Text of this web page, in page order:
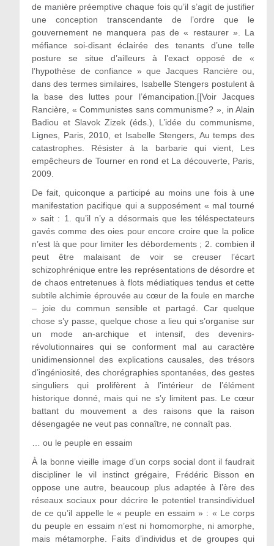
de manière préemptive chaque fois qu’il s’agit de justifier
une conception transcendante de l’ordre que le
gouvernement ne manquera pas de « restaurer ». La
méfiance soi-disant éclairée des tenants d’une telle
posture se situe d’ailleurs à l’exact opposé de «
l’hypothèse de confiance » que Jacques Rancière ou,
dans des termes similaires, Isabelle Stengers postulent à
la base des luttes pour l’émancipation.[[Voir Jacques
Rancière, « Communistes sans communisme? », in Alain
Badiou et Slavok Zizek (éds.), L’idée du communisme,
Lignes, Paris, 2010, et Isabelle Stengers, Au temps des
catastrophes. Résister à la barbarie qui vient, Les
empêcheurs de Tourner en rond et La découverte, Paris,
2009.
De fait, quiconque a participé au moins une fois à une
manifestation pacifique qui a supposément « mal tourné
» sait : 1. qu’il n’y a désormais que les téléspectateurs
gavés comme des oies pour encore croire que la police
n’est là que pour limiter les débordements ; 2. combien il
peut être malaisant de voir se creuser l’écart
schizophrénique entre les représentations de désordre et
de chaos entretenues à flots médiatiques tendus et cette
subtile alchimie éprouvée au cœur de la foule en marche
– joie du commun sensible et partagé. Car quelque
chose s’y passe, quelque chose a lieu qui s’organise sur
un mode an-archique et intensif, des devenirs-
révolutionnaires qui se conforment mal au caractère
unidimensionnel des explications causales, des trésors
d’ingéniosité, des chorégraphies spontanées, des gestes
singuliers qui prolifèrent à l’intérieur de l’élément
historique donné, mais qui ne s’y limitent pas. Le cœur
battant du mouvement a des raisons que la raison
désengagée ne veut pas connaître, ne connaît pas.
… ou le peuple en essaim
À la bonne vieille image d’un corps social dont il faudrait
discipliner le vil instinct grégaire, Frédéric Bisson en
oppose une autre, beaucoup plus adaptée à l’ère des
réseaux sociaux pour décrire le potentiel transindividuel
de ce qu’il appelle le « peuple en essaim » : « Le corps
du peuple en essaim n’est ni homomorphe, ni amorphe,
mais métamorphe. Faits d’individus et de groupes qui